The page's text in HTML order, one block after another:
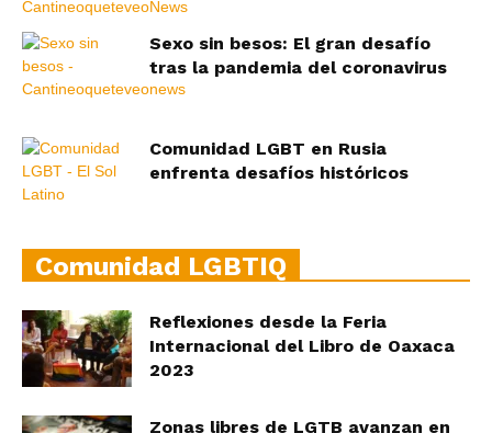
Sexo sin besos: El gran desafío
tras la pandemia del coronavirus
Comunidad LGBT en Rusia
enfrenta desafíos históricos
Comunidad LGBTIQ
Reflexiones desde la Feria
Internacional del Libro de Oaxaca
2023
Zonas libres de LGTB avanzan en